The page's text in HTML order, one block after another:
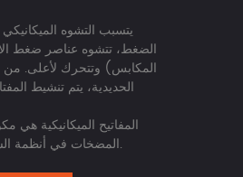
يتسبب التشوه
الضغط، تتشوه عناصر ضغط
المكابس) وتتحرك لأعلى. من
الحديدية، يتم تنشيط
المفاتيح الميكانيكية
المضخات في أنظمة السوائل عند الوصول إلى عتبات الضغط.